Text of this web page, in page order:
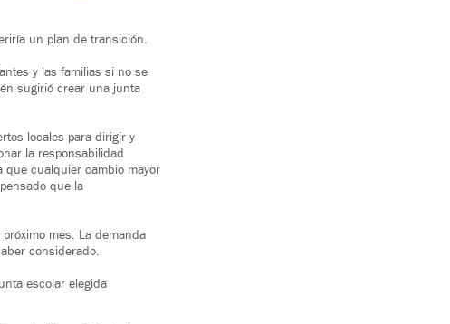
un plan de transición.
y las familias si no se
sugirió crear una junta
locales para dirigir y
la responsabilidad
que cualquier cambio mayor
que la
mes. La demanda
considerado.
escolar elegida